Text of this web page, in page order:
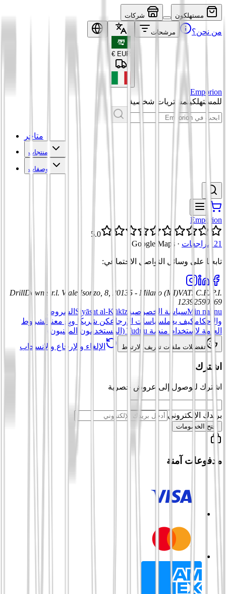
مستهلكون شركات
من نحن؟ مرشحات
EUR
€
Emporion
للمستهلكينمشتريات شخصية
متاجر
منتجات
وصفات
Emporion
5.0
21 مراجعات
·
Google Maps
تابعنا على وسائل التواصل الاجتماعي:
DrillDown s.r.l. Viale Isonzo, 8, 20135 - Milano (MI)VAT: C.F./P.I.
12392590969
Min nahnuسياسة الخصوصية Siyāsat al-Kūkīz الشروط
والأحكامكيف يعملسياسات الإرجاعكن شريكًا وبِع معنا
الشروط
العامة لاستخدام منصة Tuduu (المستخدمون المهنيون)
تفضيلات ملفات تعريف الارتباط الإلغاء والإرجاع والانسحاب
اشترك
اشترك للوصول إلى عروض حصرية
بريدك الإلكتروني
افتح الخصومات
مدفوعات آمنة